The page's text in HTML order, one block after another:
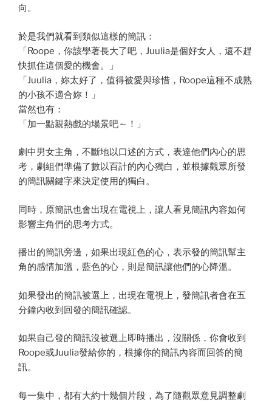
向。
於是我們就看到類似這樣的簡訊：
「Roope，你該學著長大了吧，Juulia是個好女人，還不趕
快抓住這個愛的機會。」
「Juulia，妳太好了，值得被愛與珍惜，Roope這種不成熟
的小孩不適合妳！」
當然也有：
「加一點親熱戲的場景吧～！」
劇中男女主角，不斷地以口述的方式，表達他們內心的思
考，劇組們準備了數以百計的內心獨白，並根據觀眾所發
的簡訊關鍵字來決定使用的獨白。
同時，原簡訊也會出現在電視上，讓人看見簡訊內容如何
影響主角們的思考方式。
播出的簡訊旁邊，如果出現紅色的心，表示發的簡訊幫主
角的感情加溫，藍色的心，則是簡訊讓他們的心降溫。
如果發出的簡訊被選上，出現在電視上，發簡訊者會在五
分鐘內收到回發的簡訊確認。
如果自己發的簡訊沒被選上即時播出，沒關係，你會收到
Roope或Juulia發給你的，根據你的簡訊內容而回答的簡
訊。
每一集中，都有大約十幾個片段，為了隨觀眾意見調整劇